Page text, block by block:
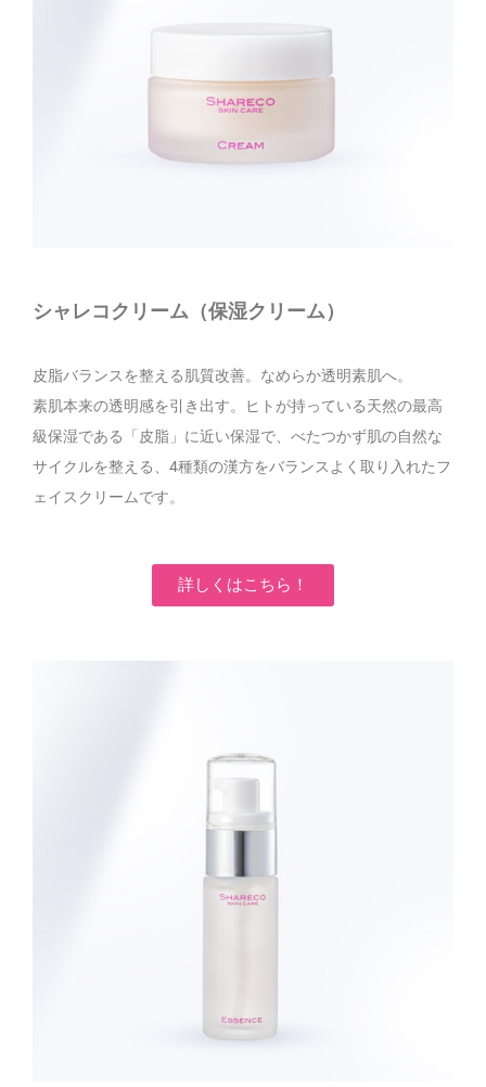
シャレコクリーム（保湿クリーム）
皮脂バランスを整える肌質改善。なめらか透明素肌へ。
素肌本来の透明感を引き出す。ヒトが持っている天然の最高
級保湿である「皮脂」に近い保湿で、べたつかず肌の自然な
サイクルを整える、4種類の漢方をバランスよく取り入れたフ
ェイスクリームです。
詳しくはこちら！